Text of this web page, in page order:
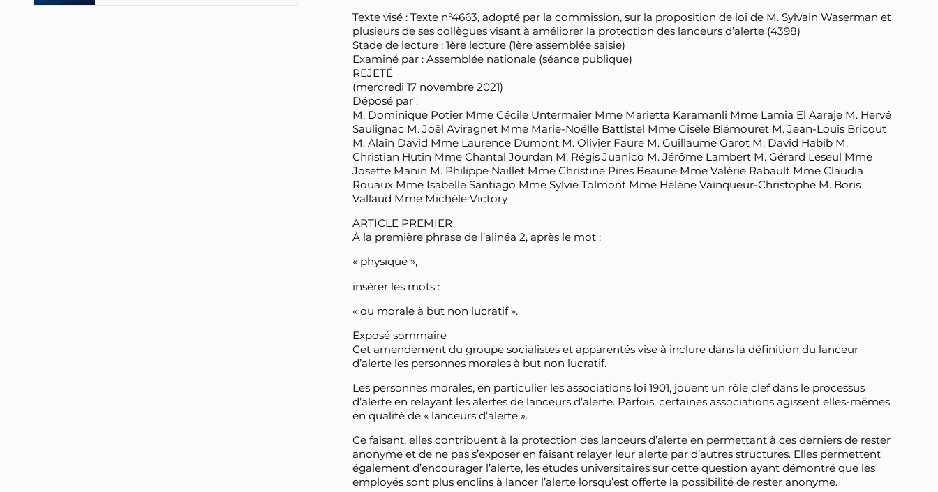
Texte visé : Texte n°4663, adopté par la commission, sur la proposition de loi de M. Sylvain Waserman et
plusieurs de ses collègues visant à améliorer la protection des lanceurs d’alerte (4398)
Stade de lecture : 1ère lecture (1ère assemblée saisie)
Examiné par : Assemblée nationale (séance publique)
REJETÉ
(mercredi 17 novembre 2021)
Déposé par :
M. Dominique Potier Mme Cécile Untermaier Mme Marietta Karamanli Mme Lamia El Aaraje M. Hervé
Saulignac M. Joël Aviragnet Mme Marie-Noëlle Battistel Mme Gisèle Biémouret M. Jean-Louis Bricout
M. Alain David Mme Laurence Dumont M. Olivier Faure M. Guillaume Garot M. David Habib M.
Christian Hutin Mme Chantal Jourdan M. Régis Juanico M. Jérôme Lambert M. Gérard Leseul Mme
Josette Manin M. Philippe Naillet Mme Christine Pires Beaune Mme Valérie Rabault Mme Claudia
Rouaux Mme Isabelle Santiago Mme Sylvie Tolmont Mme Hélène Vainqueur-Christophe M. Boris
Vallaud Mme Michèle Victory
ARTICLE PREMIER
À la première phrase de l’alinéa 2, après le mot :
« physique »,
insérer les mots :
« ou morale à but non lucratif ».
Exposé sommaire
Cet amendement du groupe socialistes et apparentés vise à inclure dans la définition du lanceur
d’alerte les personnes morales à but non lucratif.
Les personnes morales, en particulier les associations loi 1901, jouent un rôle clef dans le processus
d’alerte en relayant les alertes de lanceurs d’alerte. Parfois, certaines associations agissent elles-mêmes
en qualité de « lanceurs d’alerte ».
Ce faisant, elles contribuent à la protection des lanceurs d’alerte en permettant à ces derniers de rester
anonyme et de ne pas s’exposer en faisant relayer leur alerte par d’autres structures. Elles permettent
également d’encourager l’alerte, les études universitaires sur cette question ayant démontré que les
employés sont plus enclins à lancer l’alerte lorsqu’est offerte la possibilité de rester anonyme.